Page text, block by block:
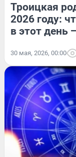
Троицкая
2026 году:
в этот день
30 мая, 2026, 00:00